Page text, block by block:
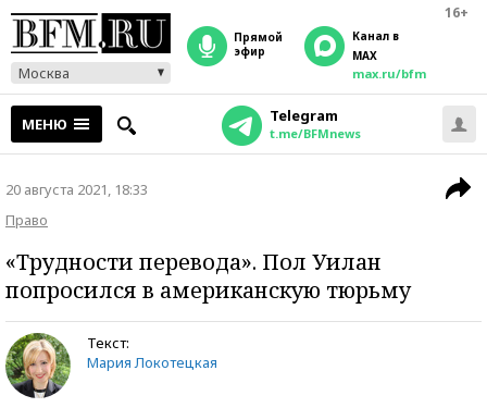
16+
Москва
прямой
эфир
Канал в
MAX
max.ru/bfm
МЕНЮ Telegram
t.me/BFMnews
20 августа 2021, 18:33
Право
«Трудности перевода». Пол Уилан
попросился в американскую тюрьму
Текст:
Мария Локотецкая